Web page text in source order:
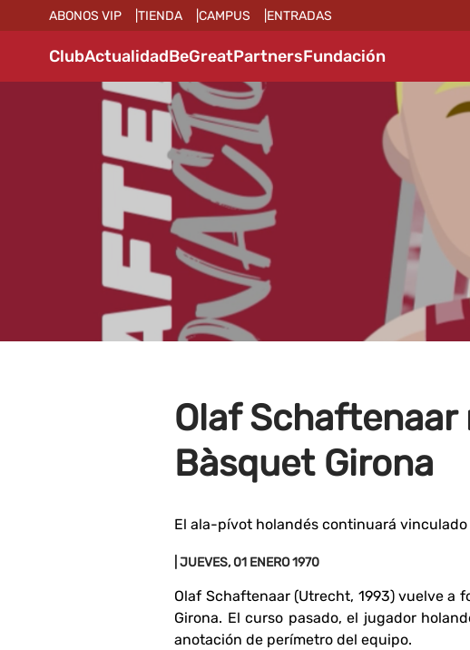
ABONOS VIP TIENDA CAMPUS ENTRADAS
ClubActualidadBeGreatPartnersFundación
Olaf Schaftenaar
Bàsquet Girona
El ala-pívot holandés continuará vinculado
| JUEVES, 01 ENERO 1970
Olaf Schaftenaar (Utrecht, 1993) vuelve a
Girona. El curso pasado, el jugador
anotación de perímetro del equipo.